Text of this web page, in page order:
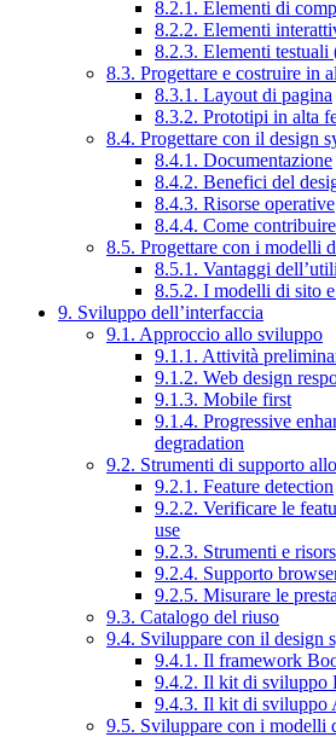
8.2.1. Elementi di
8.2.2. Elementi
8.2.3. Elementi testuali
8.3. Progettare e costruire in
8.3.1. Layout di pagina
8.3.2. Prototipi in alta
8.4. Progettare con il design
8.4.1. Documentazione
8.4.2. Benefici del
8.4.3. Risorse operative
8.4.4. Come
8.5. Progettare con i modelli
8.5.1. Vantaggi
8.5.2. I modelli di sito
9. Sviluppo dell’interfaccia
9.1. Approccio allo sviluppo
9.1.1. Attività
9.1.2. Web design
9.1.3. Mobile first
9.1.4. Progressive
degradation
9.2. Strumenti di supporto
9.2.1. Feature detection
9.2.2. Verificare le
use
9.2.3. Strumenti e
9.2.4. Supporto
9.2.5. Misurare le
9.3. Catalogo del riuso
9.4. Sviluppare con il design
9.4.1. Il framework
9.4.2. Il kit di sviluppo
9.4.3. Il kit di sviluppo
9.5. Sviluppare con i modelli